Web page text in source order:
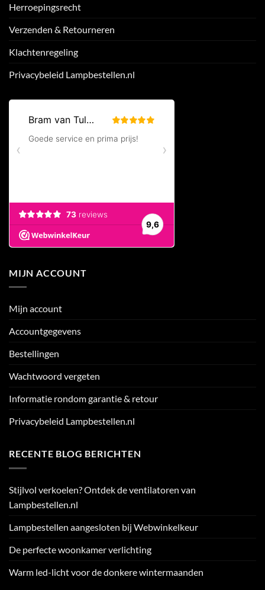
Herroepingsrecht
Verzenden & Retourneren
Klachtenregeling
Privacybeleid Lampbestellen.nl
MIJN ACCOUNT
Mijn account
Accountgegevens
Bestellingen
Wachtwoord vergeten
Informatie rondom garantie & retour
Privacybeleid Lampbestellen.nl
RECENTE BLOG BERICHTEN
Stijlvol verkoelen? Ontdek de ventilatoren van
Lampbestellen.nl
Lampbestellen aangesloten bij Webwinkelkeur
De perfecte woonkamer verlichting
Warm led-licht voor de donkere wintermaanden